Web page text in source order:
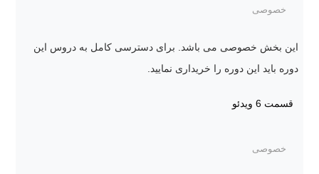
خصوصی
این بخش خصوصی می باشد. برای دسترسی کامل به دروس این
دوره باید این دوره را خریداری نمایید.
قسمت 6 ویدئو
خصوصی